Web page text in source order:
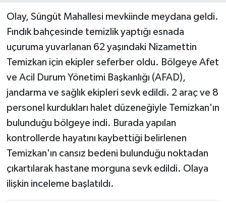
Olay, Süngüt Mahallesi mevkiinde meydana geldi.
Fındık bahçesinde temizlik yaptığı esnada
uçuruma yuvarlanan 62 yaşındaki Nizamettin
Temizkan için ekipler seferber oldu. Bölgeye Afet
ve Acil Durum Yönetimi Başkanlığı (AFAD),
jandarma ve sağlık ekipleri sevk edildi. 2 araç ve 8
personel kurdukları halet düzeneğiyle Temizkan'ın
bulunduğu bölgeye indi. Burada yapılan
kontrollerde hayatını kaybettiği belirlenen
Temizkan'ın cansız bedeni bulunduğu noktadan
çıkartılarak hastane morguna sevk edildi. Olaya
ilişkin inceleme başlatıldı.